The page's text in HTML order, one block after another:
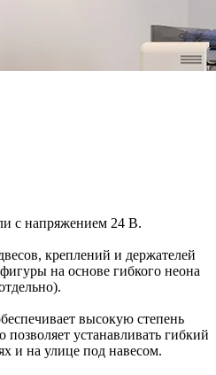
с напряжением 24 В.
креплений и держателей
на основе гибкого неона
высокую степень
устанавливать гибкий
и на улице под навесом.